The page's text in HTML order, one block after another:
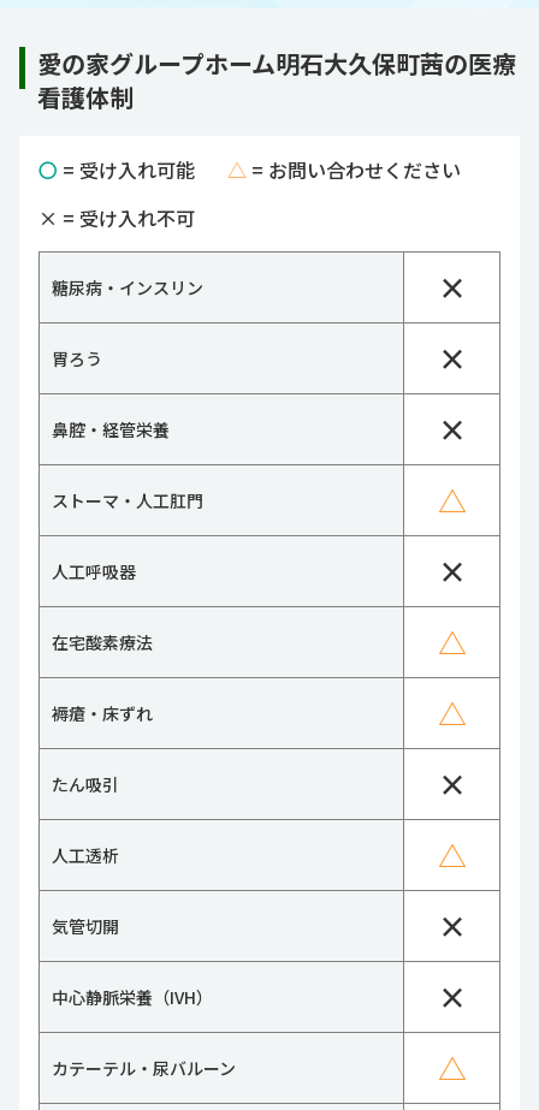
愛の家グループホーム明石大久保町茜の医療
看護体制
〇 = 受け入れ可能 △ = お問い合わせください
× = 受け入れ不可
糖尿病・インスリン ×
胃ろう ×
鼻腔・経管栄養 ×
ストーマ・人工肛門 △
人工呼吸器 ×
在宅酸素療法 △
褥瘡・床ずれ △
たん吸引 ×
人工透析 △
気管切開 ×
中心静脈栄養（IVH） ×
カテーテル・尿バルーン △